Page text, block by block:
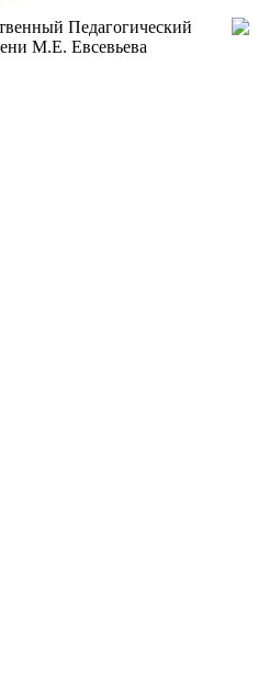
Педагогический
М.Е. Евсевьева